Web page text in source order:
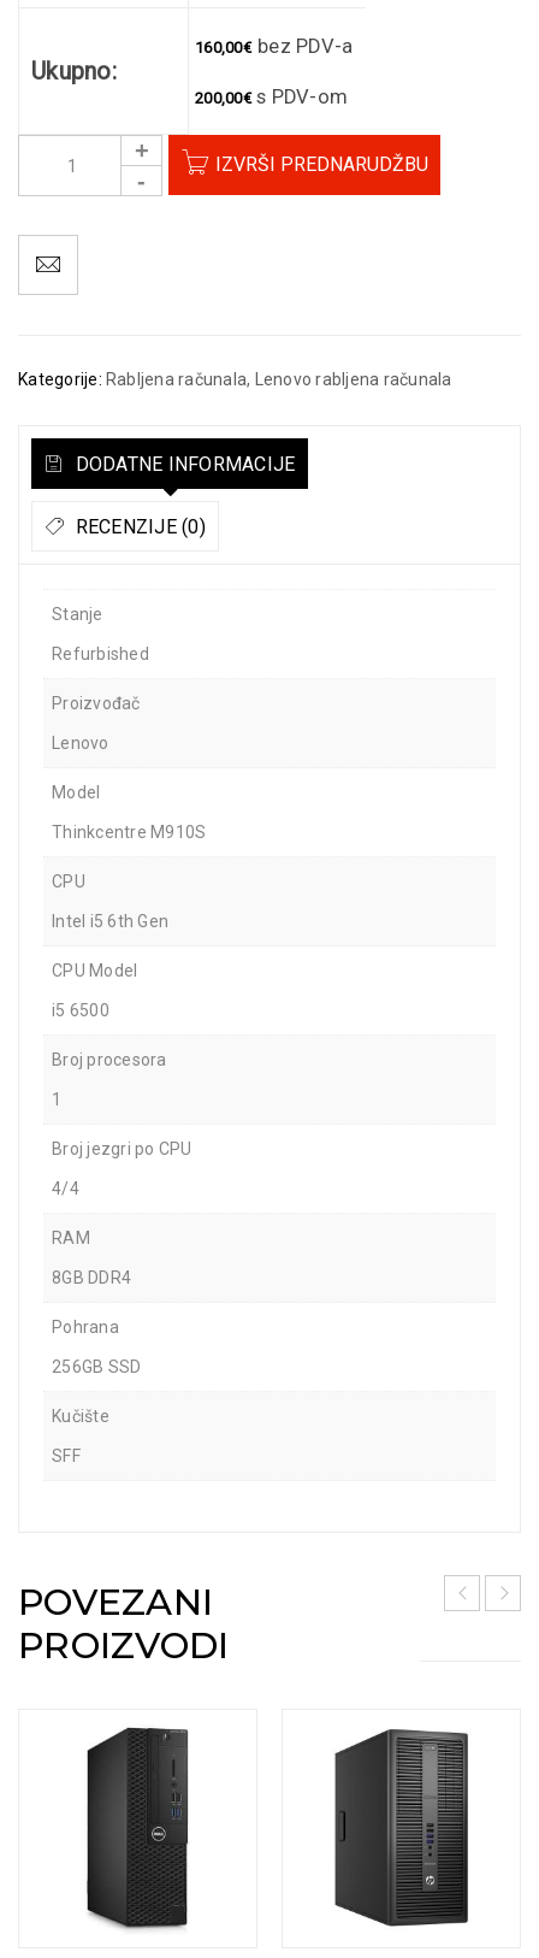
Ukupno:
160,00€ bez PDV-a
200,00€s PDV-om
IZVRŠI PREDNARUDŽBU
Kategorije: Rabljena računala, Lenovo rabljena računala
DODATNE INFORMACIJE
RECENZIJE (0)
Stanje
Refurbished
Proizvođač
Lenovo
Model
Thinkcentre M910S
CPU
Intel i5 6th Gen
CPU Model
i5 6500
Broj procesora
1
Broj jezgri po CPU
4/4
RAM
8GB DDR4
Pohrana
256GB SSD
Kučište
SFF
POVEZANI
PROIZVODI